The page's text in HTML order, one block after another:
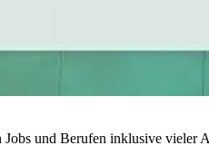
und Berufen inklusive vieler